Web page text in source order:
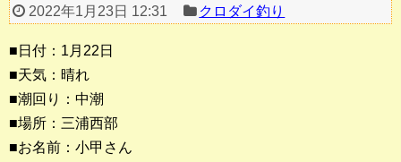
2022年1月23日 12:31 クロダイ釣り
■日付：1月22日
■天気：晴れ
■潮回り：中潮
■場所：三浦西部
■お名前：小甲さん
陸っぱりルアー
船・ボート釣り
その他の釣り
釣果ランキング